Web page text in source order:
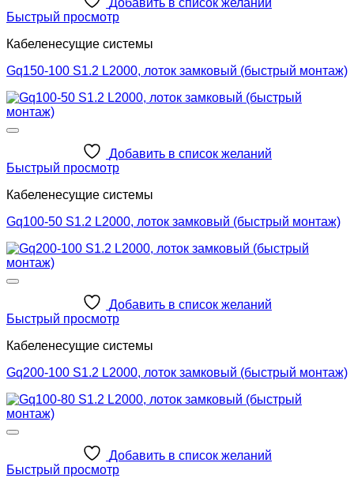
Добавить в список желаний
Быстрый просмотр
Кабеленесущие системы
Gq150-100 S1.2 L2000, лоток замковый (быстрый монтаж)
Добавить в список желаний
Быстрый просмотр
Кабеленесущие системы
Gq100-50 S1.2 L2000, лоток замковый (быстрый монтаж)
Добавить в список желаний
Быстрый просмотр
Кабеленесущие системы
Gq200-100 S1.2 L2000, лоток замковый (быстрый монтаж)
Добавить в список желаний
Быстрый просмотр